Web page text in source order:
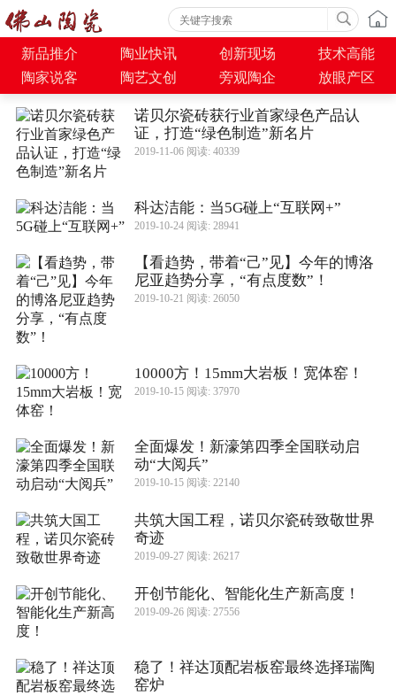
新品推介 陶业快讯 创新现场
技术高能
陶家说客
陶艺文创 旁观陶企 放眼产区
诺贝尔瓷砖获行业首家绿色产品认
证，打造“绿色制造”新名片
2019-11-06 阅读: 40339
科达洁能：当5G碰上“互联网+”
2019-10-24 阅读: 28941
【看趋势，带着“己”见】今年的博洛
尼亚趋势分享，“有点度数”！
2019-10-21 阅读: 26050
10000方！15mm大岩板！宽体窑！
2019-10-15 阅读: 37970
全面爆发！新濠第四季全国联动启
动“大阅兵”
2019-10-15 阅读: 22140
共筑大国工程，诺贝尔瓷砖致敬世界
奇迹
2019-09-27 阅读: 26217
开创节能化、智能化生产新高度！
2019-09-26 阅读: 27556
稳了！祥达顶配岩板窑最终选择瑞陶
窑炉